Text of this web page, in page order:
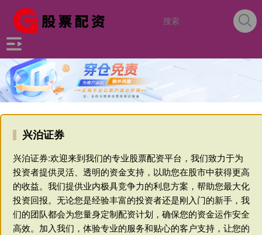
兴泊证券
兴泊证券:欢迎来到我们的专业股票配资平台，我们致力于为
投资者提供灵活、透明的资金支持，以助您在股市中获得更高
的收益。我们提供业内极具竞争力的利息方案，帮助您最大化
投资回报。无论您是经验丰富的投资者还是刚入门的新手，我
们的团队都会为您量身定制配资计划，确保您的资金运作安全
高效。加入我们，体验专业的服务和贴心的客户支持，让您的